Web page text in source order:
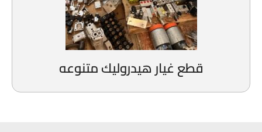
قطع غيار هيدروليك متنوعه